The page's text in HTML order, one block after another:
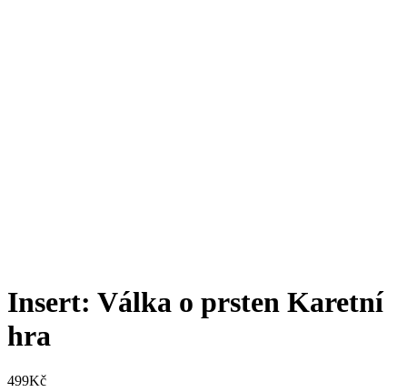
Insert: Válka o prsten Karetní
hra
499Kč